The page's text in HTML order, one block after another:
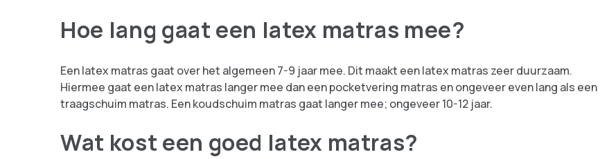
Hoe lang gaat een latex matras mee?
Een latex matras gaat over het algemeen 7-9 jaar mee. Dit maakt een latex matras zeer duurzaam.
Hiermee gaat een latex matras langer mee dan een pocketvering matras en ongeveer even lang als een
traagschuim matras. Een koudschuim matras gaat langer mee; ongeveer 10-12 jaar.
Wat kost een goed latex matras?